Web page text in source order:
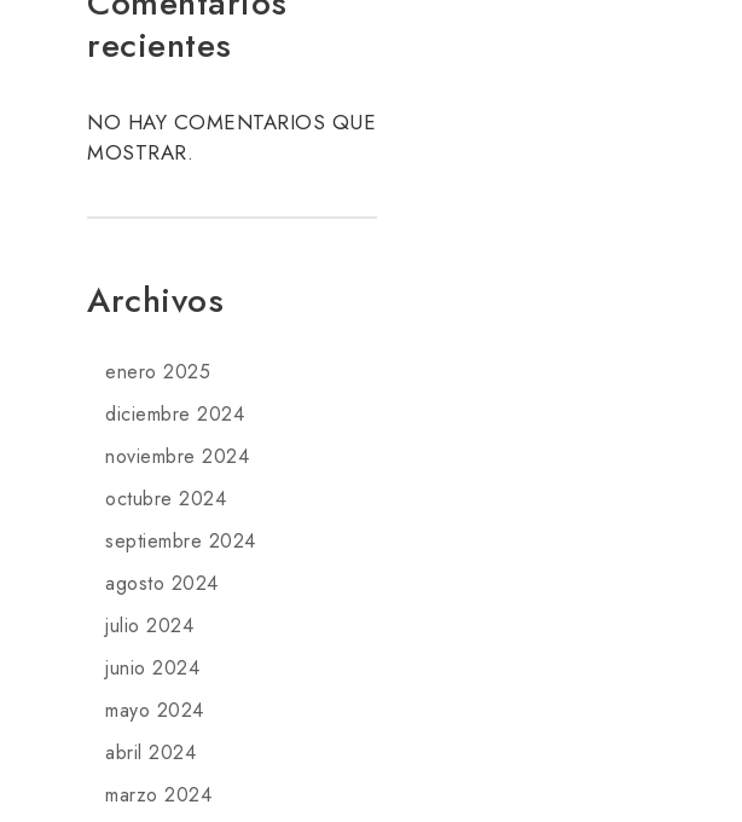
recientes
NO HAY COMENTARIOS QUE
MOSTRAR.
Archivos
enero 2025
diciembre 2024
noviembre 2024
octubre 2024
septiembre 2024
agosto 2024
julio 2024
junio 2024
mayo 2024
abril 2024
marzo 2024